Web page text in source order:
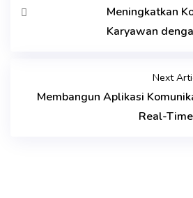
Meningkatkan
Karyawan
Next
Membangun Aplikasi
Real-